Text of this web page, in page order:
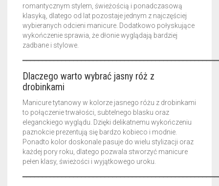
romantycznym stylem, świeżością i ponadczasową
klasyką, dlatego od lat pozostaje jednym z najczęściej
wybieranych odcieni manicure. Dodatkowo połyskujące
wykończenie sprawia, że dłonie wyglądają bardziej
zadbane i stylowe.
Dlaczego warto wybrać jasny róż z
drobinkami
Manicure tytanowy w kolorze jasnego różu z drobinkami
to połączenie trwałości, subtelnego blasku oraz
eleganckiego wyglądu. Dzięki delikatnemu wykończeniu
paznokcie prezentują się bardzo kobieco i modnie.
Ponadto kolor doskonale pasuje do wielu stylizacji oraz
każdej pory roku, dlatego pozwala stworzyć manicure
pełen klasy, świeżości i wyjątkowego uroku.